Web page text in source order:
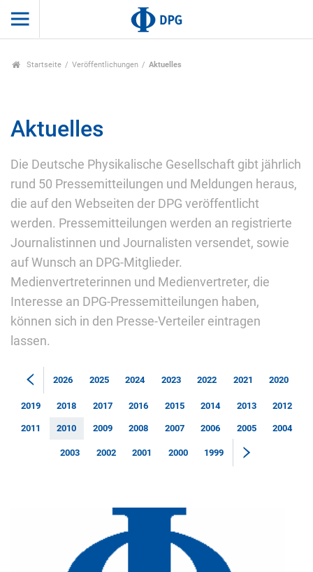
Startseite Veröffentlichungen Aktuelles
Aktuelles
Die Deutsche Physikalische Gesellschaft gibt jährlich
rund 50 Pressemitteilungen und Meldungen heraus,
die auf den Webseiten der DPG veröffentlicht
werden. Pressemitteilungen werden an registrierte
Journalistinnen und Journalisten versendet, sowie
auf Wunsch an DPG-Mitglieder.
Medienvertreterinnen und Medienvertreter, die
Interesse an DPG-Pressemitteilungen haben,
können sich in den Presse-Verteiler eintragen
lassen.
2026 2025 2024 2023 2022 2021 2020
2019 2018 2017 2016 2015 2014 2013 2012
2011 2010 2009 2008 2007 2006 2005 2004
2003 2002 2001 2000 1999